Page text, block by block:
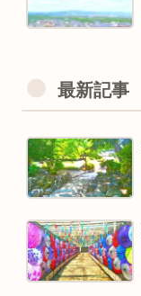
最新記事